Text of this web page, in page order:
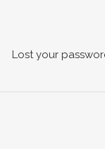
Lost your